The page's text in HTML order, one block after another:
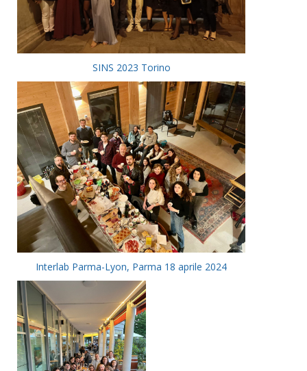
SINS 2023 Torino
Interlab Parma-Lyon, Parma 18 aprile 2024